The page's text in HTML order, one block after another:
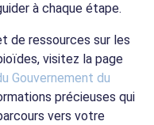
à chaque étape.
de ressources sur les
visitez la page
Gouvernement du
précieuses qui
vers votre